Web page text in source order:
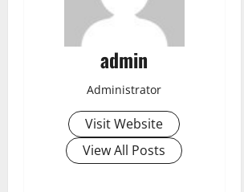
admin
Administrator
Visit Website
View All Posts